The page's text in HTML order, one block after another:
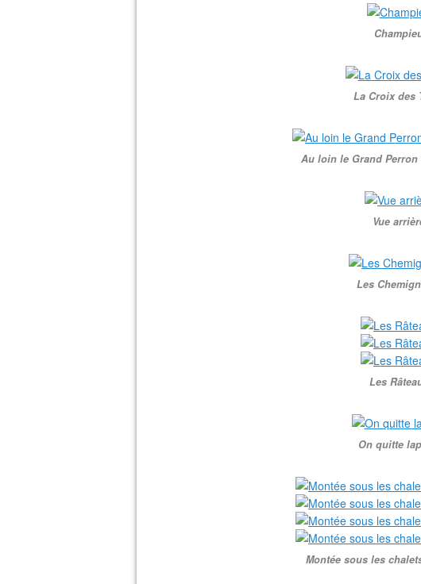
La Croix des
Au loin le Grand Perron
Vue
Les
Les
On quitte
Montée sous les